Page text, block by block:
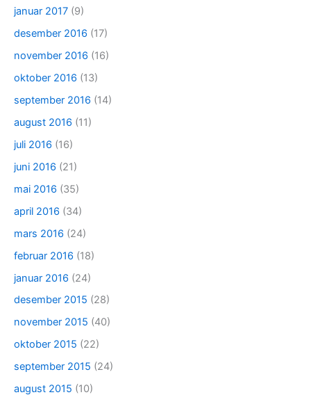
januar 2017 (9)
desember 2016 (17)
november 2016 (16)
oktober 2016 (13)
september 2016 (14)
august 2016 (11)
juli 2016 (16)
juni 2016 (21)
mai 2016 (35)
april 2016 (34)
mars 2016 (24)
februar 2016 (18)
januar 2016 (24)
desember 2015 (28)
november 2015 (40)
oktober 2015 (22)
september 2015 (24)
august 2015 (10)